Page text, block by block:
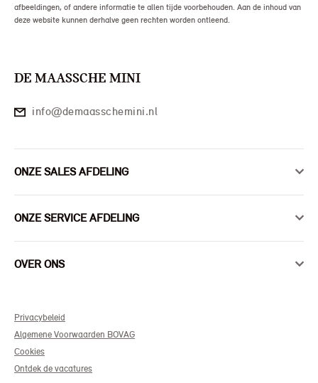
afbeeldingen, of andere informatie te allen tijde voorbehouden. Aan de inhoud van
deze website kunnen derhalve geen rechten worden ontleend.
DE MAASSCHE MINI
info@demaasschemini.nl
ONZE SALES AFDELING
ONZE SERVICE AFDELING
OVER ONS
Privacybeleid
Algemene Voorwaarden BOVAG
Cookies
Ontdek de vacatures